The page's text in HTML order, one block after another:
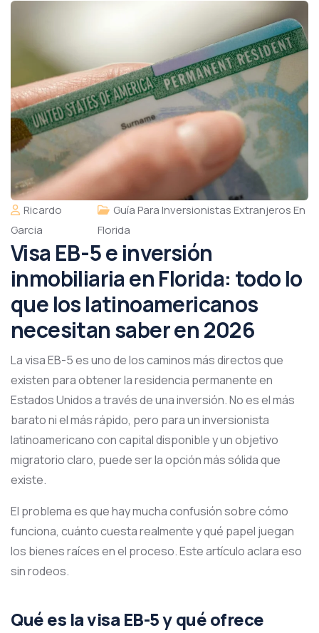
Ricardo
Garcia
Guía Para Inversionistas Extranjeros En
Florida
Visa EB-5 e inversión
inmobiliaria en Florida: todo lo
que los latinoamericanos
necesitan saber en 2026
La visa EB-5 es uno de los caminos más directos que
existen para obtener la residencia permanente en
Estados Unidos a través de una inversión. No es el más
barato ni el más rápido, pero para un inversionista
latinoamericano con capital disponible y un objetivo
migratorio claro, puede ser la opción más sólida que
existe.
El problema es que hay mucha confusión sobre cómo
funciona, cuánto cuesta realmente y qué papel juegan
los bienes raíces en el proceso. Este artículo aclara eso
sin rodeos.
Qué es la visa EB-5 y qué ofrece